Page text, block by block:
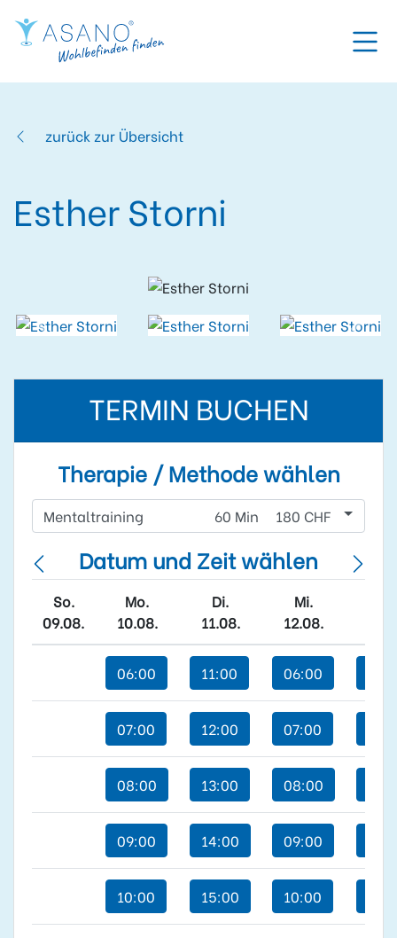
zurück zur Übersicht
Esther Storni
Previous slide Next
TERMIN BUCHEN
Therapie / Methode wählen
Mentaltraining 60 Min 180 CHF
Datum und Zeit wählen
So.
09.08.
Mo.
10.08.
Di.
11.08.
Mi.
12.08.
06:00 11:00 06:00
07:00 12:00 07:00
08:00 13:00 08:00
09:00 14:00 09:00
10:00 15:00 10:00